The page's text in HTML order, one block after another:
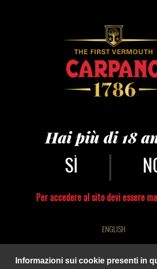
punt e mes yes new
Hai più di 18
|
Per accedere al sito devi essere
ENGLISH
BEVI
Informazioni sui cookie presenti in